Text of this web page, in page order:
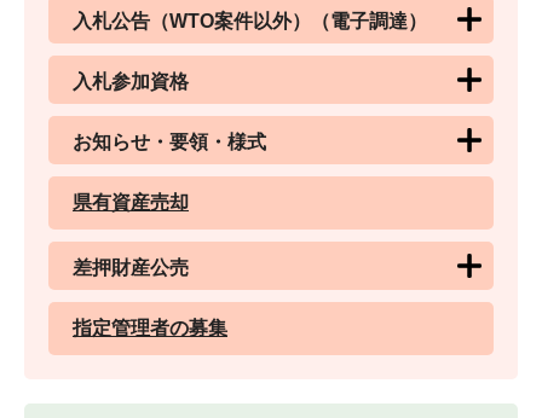
入札公告（WTO案件以外）（電子調達）
入札参加資格
お知らせ・要領・様式
県有資産売却
差押財産公売
指定管理者の募集